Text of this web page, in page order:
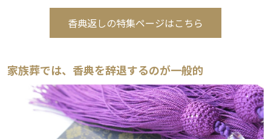
香典返しの特集ページはこちら
家族葬では、香典を辞退するのが一般的